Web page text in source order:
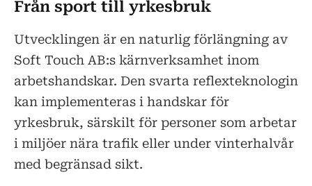
Från sport till yrkesbruk
Utvecklingen är en naturlig förlängning av
Soft Touch AB:s kärnverksamhet inom
arbetshandskar. Den svarta reflexteknologin
kan implementeras i handskar för
yrkesbruk, särskilt för personer som arbetar
i miljöer nära trafik eller under vinterhalvår
med begränsad sikt.